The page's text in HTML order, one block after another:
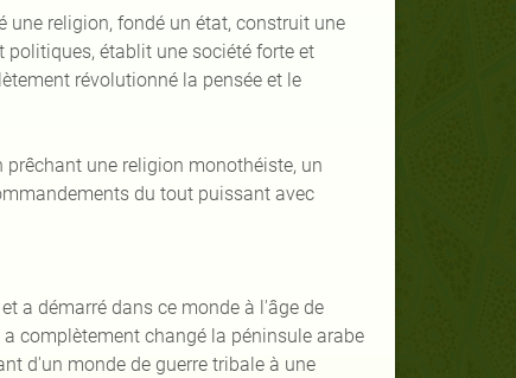
une religion, fondé un état, construit une
établit une société forte et
révolutionné la pensée et le
une religion monothéiste, un
du tout puissant avec
a démarré dans ce monde à l'âge de
complètement changé la péninsule arabe
d'un monde de guerre tribale à une